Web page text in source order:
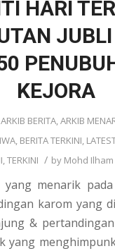
HARI
KEJORA
ARKIB BERITA,ARKIB
, BERITA TERKINI,
,TERKINI / by Mohd
menarik
karom yang
&
yang